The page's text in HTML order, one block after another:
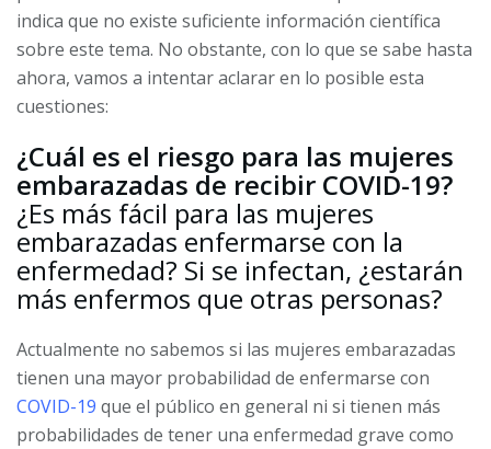
indica que no existe suficiente información científica
sobre este tema. No obstante, con lo que se sabe hasta
ahora, vamos a intentar aclarar en lo posible esta
cuestiones:
¿Cuál es el riesgo para las mujeres
embarazadas de recibir COVID-19?
¿Es más fácil para las mujeres
embarazadas enfermarse con la
enfermedad? Si se infectan, ¿estarán
más enfermos que otras personas?
Actualmente no sabemos si las mujeres embarazadas
tienen una mayor probabilidad de enfermarse con
COVID-19 que el público en general ni si tienen más
probabilidades de tener una enfermedad grave como